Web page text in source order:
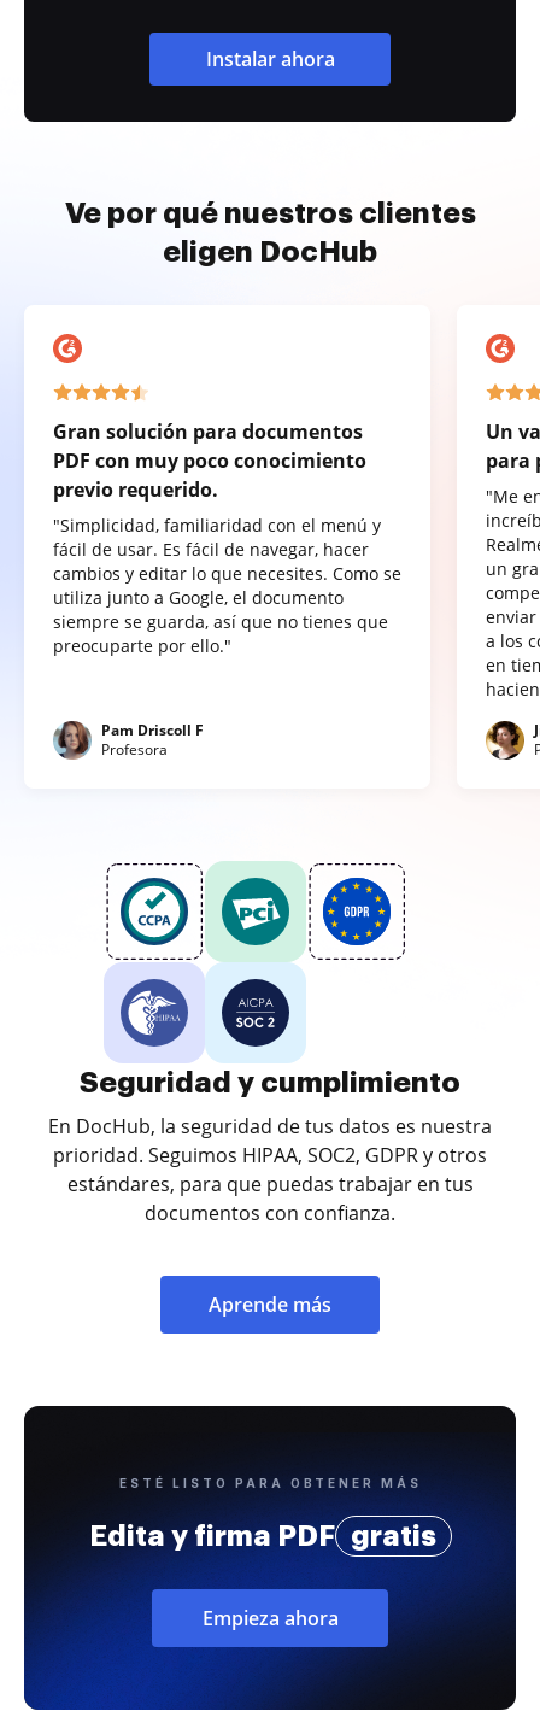
Instalar ahora
Ve por qué nuestros clientes
eligen DocHub
Gran solución para documentos
PDF con muy poco conocimiento
previo requerido.
"Simplicidad, familiaridad con el menú y
fácil de usar. Es fácil de navegar, hacer
cambios y editar lo que necesites. Como se
utiliza junto a Google, el documento
siempre se guarda, así que no tienes que
preocuparte por ello."
Pam Driscoll F
Profesora
Un
para
"Me
un
a los
en
Seguridad y cumplimiento
En DocHub, la seguridad de tus datos es nuestra
prioridad. Seguimos HIPAA, SOC2, GDPR y otros
estándares, para que puedas trabajar en tus
documentos con confianza.
Aprende más
ESTÉ LISTO PARA OBTENER MÁS
Edita y firma PDF gratis
Empieza ahora